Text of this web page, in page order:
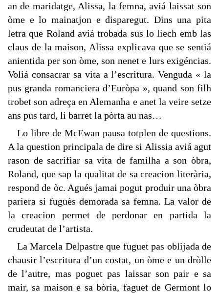
an de maridatge, Alissa, la femna, aviá laissat son
òme e lo mainatjon e disparegut. Dins una pita
letra que Roland aviá trobada sus lo liech emb las
claus de la maison, Alissa explicava que se sentiá
anientida per son òme, son nenet e lurs exigéncias.
Voliá consacrar sa vita a l’escritura. Venguda « la
pus granda romanciera d’Euròpa », quand son filh
trobet son adreça en Alemanha e anet la veire setze
ans pus tard, li barret la pòrta au nas…
Lo libre de McEwan pausa totplen de questions.
A la question principala de dire si Alissia aviá agut
rason de sacrifiar sa vita de familha a son òbra,
Roland, que sap la qualitat de sa creacion literària,
respond de òc. Agués jamai pogut produir una òbra
pariera si fuguès demorada sa femna. La valor de
la creacion permet de perdonar en partida la
crudeutat de l’artista.
La Marcela Delpastre que fuguet pas oblijada de
chausir l’escritura d’un costat, un òme e un dròlle
de l’autre, mas poguet pas laissar son pair e sa
mair, sa maison e sa bòria, faguet de Germont lo